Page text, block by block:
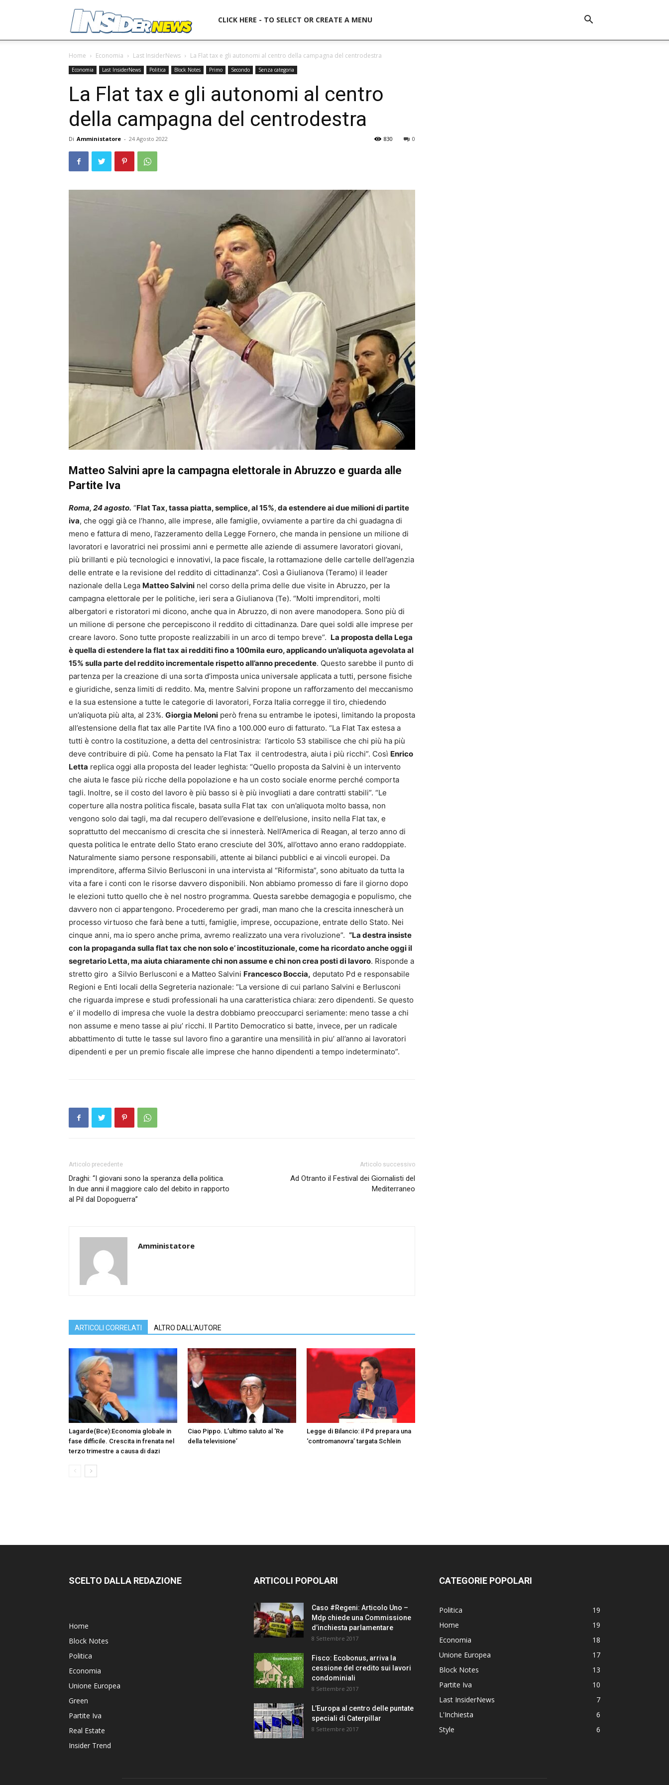
Insidernews
CLICK HERE - TO SELECT OR CREATE A MENU
Home Economia Last InsiderNews La Flat tax e gli autonomi al centro della campagna del centrodestra
Economia Last InsiderNews Politica Block Notes Primo Secondo Senza categoria
La Flat tax e gli autonomi al centro
della campagna del centrodestra
Di Amministatore - 24 Agosto 2022 0
830
Matteo Salvini apre la campagna elettorale in Abruzzo e guarda alle
Partite Iva
Roma, 24 agosto. “Flat Tax, tassa piatta, semplice, al 15%, da estendere ai due milioni di partite
iva, che oggi già ce l’hanno, alle imprese, alle famiglie, ovviamente a partire da chi guadagna di
meno e fattura di meno, l’azzeramento della Legge Fornero, che manda in pensione un milione di
lavoratori e lavoratrici nei prossimi anni e permette alle aziende di assumere lavoratori giovani,
più brillanti e più tecnologici e innovativi, la pace fiscale, la rottamazione delle cartelle dell’agenzia
delle entrate e la revisione del reddito di cittadinanza”. Così a Giulianova (Teramo) il leader
nazionale della Lega Matteo Salvini nel corso della prima delle due visite in Abruzzo, per la
campagna elettorale per le politiche, ieri sera a Giulianova (Te). “Molti imprenditori, molti
albergatori e ristoratori mi dicono, anche qua in Abruzzo, di non avere manodopera. Sono più di
un milione di persone che percepiscono il reddito di cittadinanza. Dare quei soldi alle imprese per
creare lavoro. Sono tutte proposte realizzabili in un arco di tempo breve”. La proposta della Lega
è quella di estendere la flat tax ai redditi fino a 100mila euro, applicando un’aliquota agevolata al
15% sulla parte del reddito incrementale rispetto all’anno precedente. Questo sarebbe il punto di
partenza per la creazione di una sorta d’imposta unica universale applicata a tutti, persone fisiche
e giuridiche, senza limiti di reddito. Ma, mentre Salvini propone un rafforzamento del meccanismo
e la sua estensione a tutte le categorie di lavoratori, Forza Italia corregge il tiro, chiedendo
un’aliquota più alta, al 23%. Giorgia Meloni però frena su entrambe le ipotesi, limitando la proposta
all’estensione della flat tax alle Partite IVA fino a 100.000 euro di fatturato. “La Flat Tax estesa a
tutti è contro la costituzione, a detta del centrosinistra: l’articolo 53 stabilisce che chi più ha più
deve contribuire di più. Come ha pensato la Flat Tax il centrodestra, aiuta i più ricchi”. Così Enrico
Letta replica oggi alla proposta del leader leghista: “Quello proposta da Salvini è un intervento
che aiuta le fasce più ricche della popolazione e ha un costo sociale enorme perché comporta
tagli. Inoltre, se il costo del lavoro è più basso si è più invogliati a dare contratti stabili”. “Le
coperture alla nostra politica fiscale, basata sulla Flat tax con un’aliquota molto bassa, non
vengono solo dai tagli, ma dal recupero dell’evasione e dell’elusione, insito nella Flat tax, e
soprattutto del meccanismo di crescita che si innesterà. Nell’America di Reagan, al terzo anno di
questa politica le entrate dello Stato erano cresciute del 30%, all’ottavo anno erano raddoppiate.
Naturalmente siamo persone responsabili, attente ai bilanci pubblici e ai vincoli europei. Da
imprenditore, afferma Silvio Berlusconi in una intervista al “Riformista”, sono abituato da tutta la
vita a fare i conti con le risorse davvero disponibili. Non abbiamo promesso di fare il giorno dopo
le elezioni tutto quello che è nel nostro programma. Questa sarebbe demagogia e populismo, che
davvero non ci appartengono. Procederemo per gradi, man mano che la crescita innescherà un
processo virtuoso che farà bene a tutti, famiglie, imprese, occupazione, entrate dello Stato. Nei
cinque anni, ma io spero anche prima, avremo realizzato una vera rivoluzione”. “La destra insiste
con la propaganda sulla flat tax che non solo e’ incostituzionale, come ha ricordato anche oggi il
segretario Letta, ma aiuta chiaramente chi non assume e chi non crea posti di lavoro. Risponde a
stretto giro a Silvio Berlusconi e a Matteo Salvini Francesco Boccia, deputato Pd e responsabile
Regioni e Enti locali della Segreteria nazionale: “La versione di cui parlano Salvini e Berlusconi
che riguarda imprese e studi professionali ha una caratteristica chiara: zero dipendenti. Se questo
e’ il modello di impresa che vuole la destra dobbiamo preoccuparci seriamente: meno tasse a chi
non assume e meno tasse ai piu’ ricchi. Il Partito Democratico si batte, invece, per un radicale
abbattimento di tutte le tasse sul lavoro fino a garantire una mensilità in piu’ all’anno ai lavoratori
dipendenti e per un premio fiscale alle imprese che hanno dipendenti a tempo indeterminato”.
Articolo precedente
Draghi: “I giovani sono la speranza della politica.
In due anni il maggiore calo del debito in rapporto
al Pil dal Dopoguerra”
Articolo successivo
Ad Otranto il Festival dei Giornalisti del
Mediterraneo
Amministatore
ARTICOLI CORRELATI ALTRO DALL'AUTORE
Lagarde(Bce):Economia globale in
fase difficile. Crescita in frenata nel
terzo trimestre a causa di dazi
Ciao Pippo. L’ultimo saluto al ‘Re
della televisione’
Legge di Bilancio: il Pd prepara una
‘contromanovra’ targata Schlein
SCELTO DALLA REDAZIONE
Home
Block Notes
Politica
Economia
Unione Europea
Green
Partite Iva
Real Estate
Insider Trend
ARTICOLI POPOLARI
Caso #Regeni: Articolo Uno –
Mdp chiede una Commissione
d’inchiesta parlamentare
8 Settembre 2017
Fisco: Ecobonus, arriva la
cessione del credito sui lavori
condominiali
8 Settembre 2017
L’Europa al centro delle puntate
speciali di Caterpillar
8 Settembre 2017
CATEGORIE POPOLARI
Politica
19
Home
19
Economia
18
Unione Europea
17
Block Notes
13
Partite Iva
10
Last InsiderNews
7
L'Inchiesta
6
Style
6